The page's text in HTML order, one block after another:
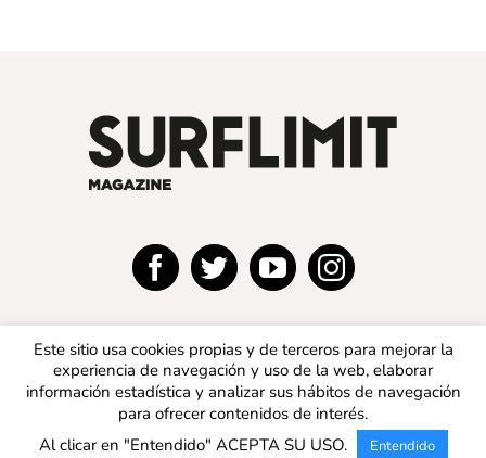
© 2019 SURFLIMIT MAGAZINE ESPAÑA | Todos los
derechos reservados |Aviso legal|Política de privacidad|
Este sitio usa cookies propias y de terceros para mejorar la
experiencia de navegación y uso de la web, elaborar
información estadística y analizar sus hábitos de navegación
para ofrecer contenidos de interés.
Al clicar en "Entendido" ACEPTA SU USO.
Entendido